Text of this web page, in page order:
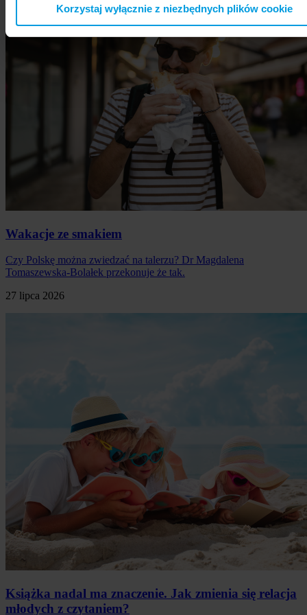
Korzystaj wyłącznie z niezbędnych plików cookie
Wakacje ze smakiem
Czy Polskę można zwiedzać na talerzu? Dr Magdalena
Tomaszewska-Bolałek przekonuje że tak.
27 lipca 2026
Książka nadal ma znaczenie. Jak zmienia się relacja
młodych z czytaniem?